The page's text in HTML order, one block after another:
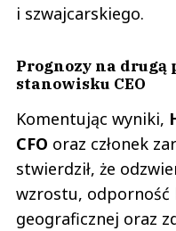
i szwajcarskiego.
Prognozy na drugą
stanowisku CEO
Komentując wyniki,
CFO oraz członek
stwierdził, że
wzrostu, odporność
geograficznej oraz